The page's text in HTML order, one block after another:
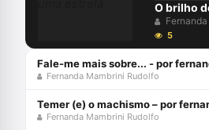
O brilho
5
Fale-me mais sobre... - por
Fernanda Mambrini Rudolfo
Temer (e) o machismo – por
Fernanda Mambrini Rudolfo